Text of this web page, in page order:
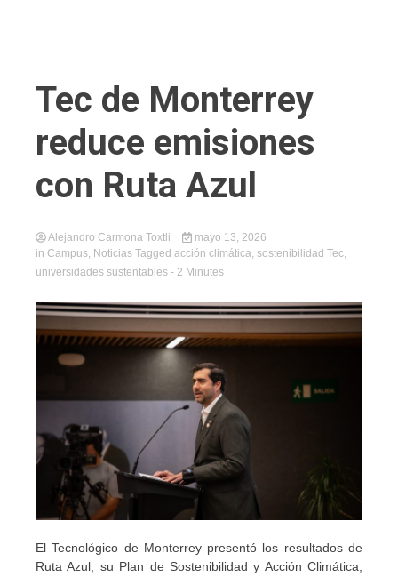
Tec de Monterrey
reduce emisiones
con Ruta Azul
Alejandro Carmona Toxtli
mayo 13, 2026
in Campus, Noticias Tagged acción climática, sostenibilidad Tec,
universidades sustentables - 2 Minutes
El Tecnológico de Monterrey presentó los resultados de
Ruta Azul, su Plan de Sostenibilidad y Acción Climática,